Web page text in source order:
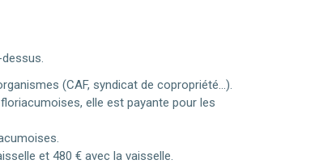
(CAF, syndicat de copropriété…).
elle est payante pour les
et 480 € avec la vaisselle.